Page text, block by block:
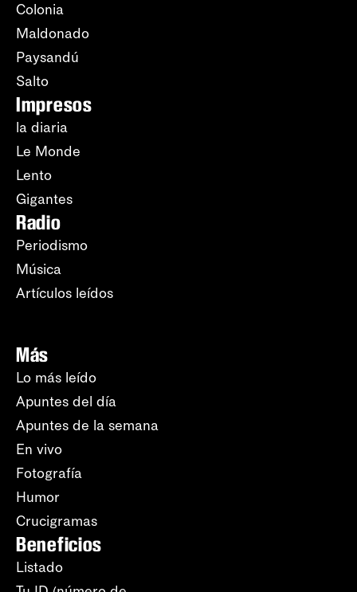
Colonia
Maldonado
Paysandú
Salto
Impresos
la diaria
Le Monde
Lento
Gigantes
Radio
Periodismo
Música
Artículos leídos
Más
Lo más leído
Apuntes del día
Apuntes de la semana
En vivo
Fotografía
Humor
Crucigramas
Beneficios
Listado